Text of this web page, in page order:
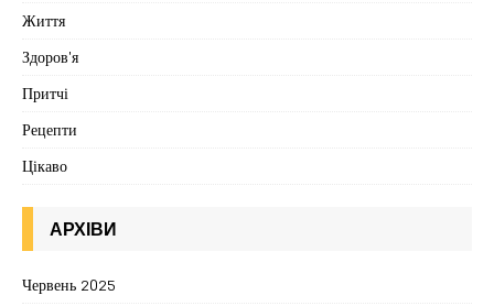
Життя
Здоров'я
Притчі
Рецепти
Цікаво
АРХІВИ
Червень 2025